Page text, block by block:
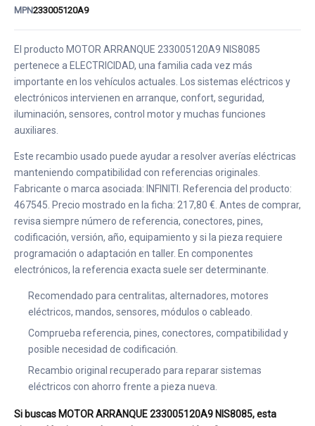
MPN233005120A9
El producto MOTOR ARRANQUE 233005120A9 NIS8085
pertenece a ELECTRICIDAD, una familia cada vez más
importante en los vehículos actuales. Los sistemas eléctricos y
electrónicos intervienen en arranque, confort, seguridad,
iluminación, sensores, control motor y muchas funciones
auxiliares.
Este recambio usado puede ayudar a resolver averías eléctricas
manteniendo compatibilidad con referencias originales.
Fabricante o marca asociada: INFINITI. Referencia del producto:
467545. Precio mostrado en la ficha: 217,80 €. Antes de comprar,
revisa siempre número de referencia, conectores, pines,
codificación, versión, año, equipamiento y si la pieza requiere
programación o adaptación en taller. En componentes
electrónicos, la referencia exacta suele ser determinante.
Recomendado para centralitas, alternadores, motores
eléctricos, mandos, sensores, módulos o cableado.
Comprueba referencia, pines, conectores, compatibilidad y
posible necesidad de codificación.
Recambio original recuperado para reparar sistemas
eléctricos con ahorro frente a pieza nueva.
Si buscas MOTOR ARRANQUE 233005120A9 NIS8085, esta